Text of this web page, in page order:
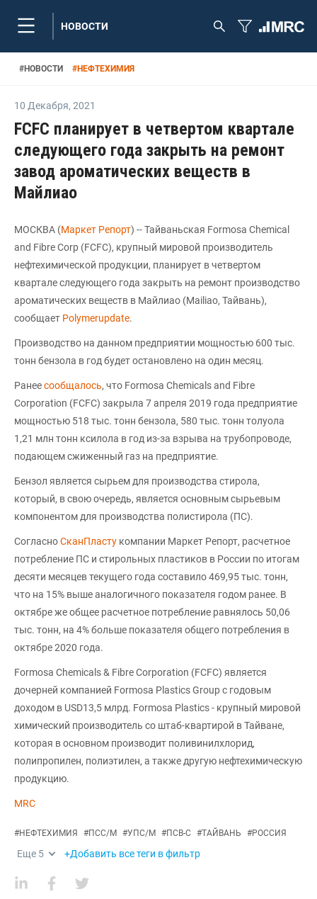
НОВОСТИ
#НОВОСТИ #НЕФТЕХИМИЯ
10 Декабря, 2021
FCFC планирует в четвертом квартале
следующего года закрыть на ремонт
завод ароматических веществ в
Майлиао
МОСКВА (Маркет Репорт) -- Тайваньская Formosa Chemical
and Fibre Corp (FCFC), крупный мировой производитель
нефтехимической продукции, планирует в четвертом
квартале следующего года закрыть на ремонт производство
ароматических веществ в Майлиао (Mailiao, Тайвань),
сообщает Polymerupdate.
Производство на данном предприятии мощностью 600 тыс.
тонн бензола в год будет остановлено на один месяц.
Ранеесообщалось, что Formosa Chemicals and Fibre
Corporation (FCFC) закрыла 7 апреля 2019 года предприятие
мощностью 518 тыс. тонн бензола, 580 тыс. тонн толуола
1,21 млн тонн ксилола в год из-за взрыва на трубопроводе,
подающем сжиженный газ на предприятие.
Бензол является сырьем для производства стирола,
который, в свою очередь, является основным сырьевым
компонентом для производства полистирола (ПС).
СогласноСканПласту компании Маркет Репорт, расчетное
потребление ПС и стирольных пластиков в России по итогам
десяти месяцев текущего года составило 469,95 тыс. тонн,
что на 15% выше аналогичного показателя годом ранее. В
октябре же общее расчетное потребление равнялось 50,06
тыс. тонн, на 4% больше показателя общего потребления в
октябре 2020 года.
Formosa Chemicals & Fibre Corporation (FCFC) является
дочерней компанией Formosa Plastics Group с годовым
доходом в USD13,5 млрд. Formosa Plastics - крупный мировой
химический производитель со штаб-квартирой в Тайване,
которая в основном производит поливинилхлорид,
полипропилен, полиэтилен, а также другую нефтехимическую
продукцию.
MRC
#НЕФТЕХИМИЯ #ПСС/М #УПС/М #ПСВ-С #ТАЙВАНЬ #РОССИЯ
Еще 5 +Добавить все теги в фильтр